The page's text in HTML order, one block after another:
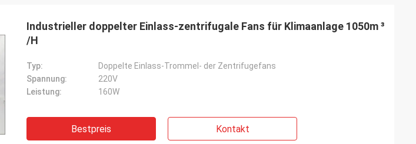
Industrieller doppelter Einlass-zentrifugale Fans für Klimaanlage 1050m ³
/H
Typ:
Doppelte Einlass-Trommel- der Zentrifugefans
Spannung:
220V
Leistung:
160W
Bestpreis Kontakt